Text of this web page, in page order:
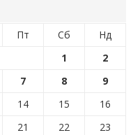
Пт Сб
Нд
1
2
7 8
9
14 15
16
21 22
23